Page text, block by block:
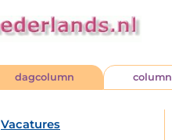
dagcolumn column
Vacatures